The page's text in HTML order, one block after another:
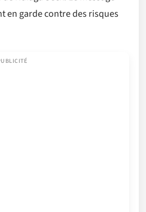
en garde contre des risques